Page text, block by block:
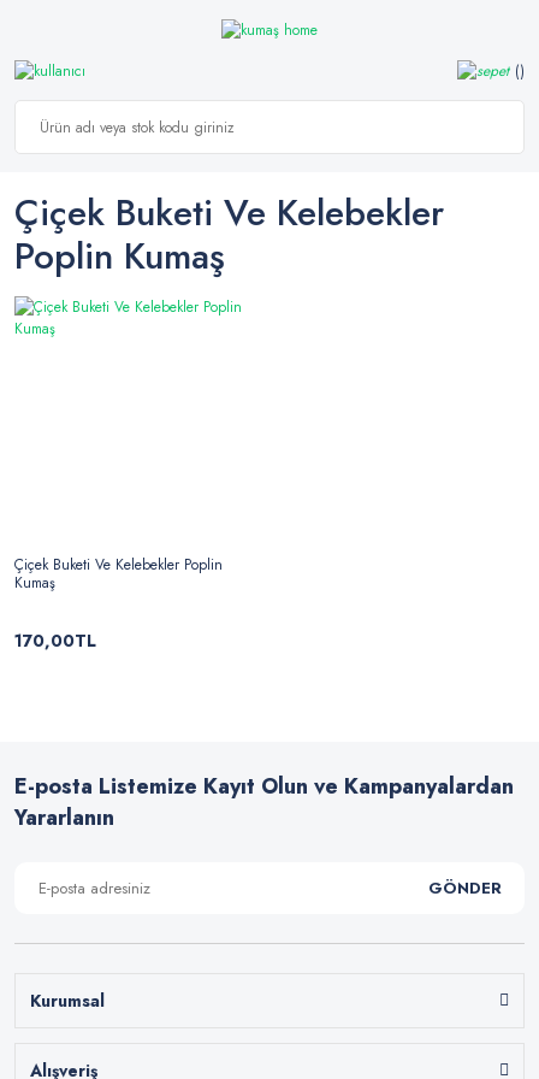
Çiçek Buketi Ve Kelebekler
Poplin Kumaş
Çiçek Buketi Ve Kelebekler Poplin
Kumaş
170,00TL
E-posta Listemize Kayıt Olun ve Kampanyalardan
Yararlanın
GÖNDER
Kurumsal
Alışveriş